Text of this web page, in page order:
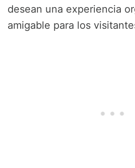
desean una experiencia
amigable para los